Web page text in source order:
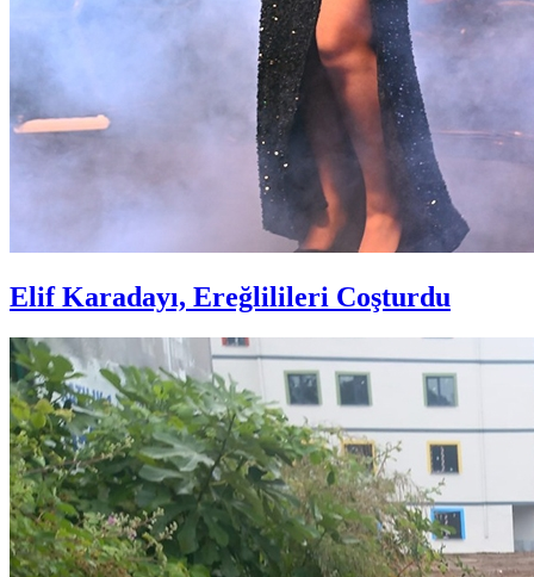
Elif Karadayı, Ereğlilileri Coşturdu